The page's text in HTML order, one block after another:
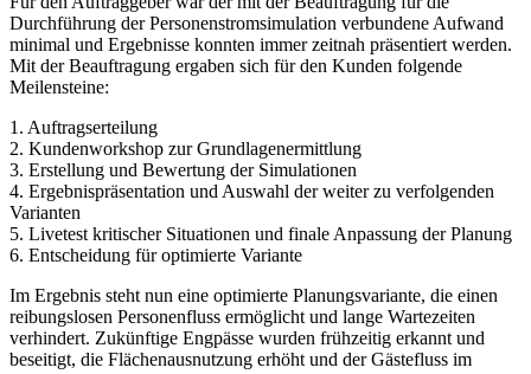
Durchführung der Personenstromsimulation verbundene Aufwand
minimal und Ergebnisse konnten immer zeitnah präsentiert werden.
Mit der Beauftragung ergaben sich für den Kunden folgende
Meilensteine:
1. Auftragserteilung
2. Kundenworkshop zur Grundlagenermittlung
3. Erstellung und Bewertung der Simulationen
4. Ergebnispräsentation und Auswahl der weiter zu verfolgenden
Varianten
5. Livetest kritischer Situationen und finale Anpassung der Planung
6. Entscheidung für optimierte Variante
Im Ergebnis steht nun eine optimierte Planungsvariante, die einen
reibungslosen Personenfluss ermöglicht und lange Wartezeiten
verhindert. Zukünftige Engpässe wurden frühzeitig erkannt und
beseitigt, die Flächenausnutzung erhöht und der Gästefluss im